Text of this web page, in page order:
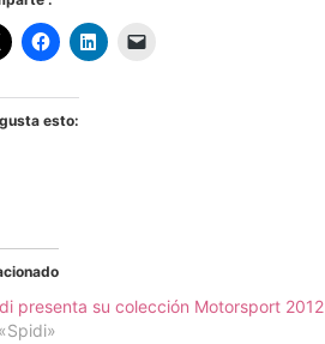
esto:
presenta su colección Motorsport 2012